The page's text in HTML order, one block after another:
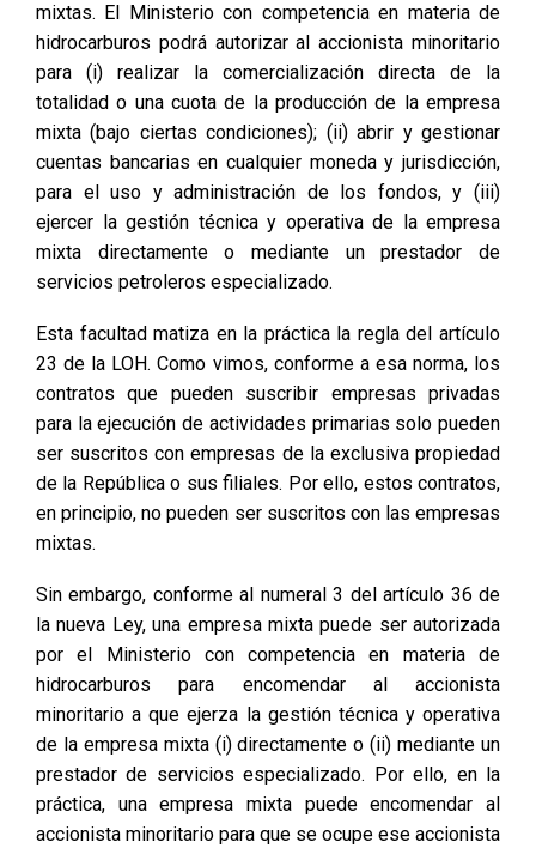
mixtas. El Ministerio con competencia en materia de
hidrocarburos podrá autorizar al accionista minoritario
para (i) realizar la comercialización directa de la
totalidad o una cuota de la producción de la empresa
mixta (bajo ciertas condiciones); (ii) abrir y gestionar
cuentas bancarias en cualquier moneda y jurisdicción,
para el uso y administración de los fondos, y (iii)
ejercer la gestión técnica y operativa de la empresa
mixta directamente o mediante un prestador de
servicios petroleros especializado.
Esta facultad matiza en la práctica la regla del artículo
23 de la LOH. Como vimos, conforme a esa norma, los
contratos que pueden suscribir empresas privadas
para la ejecución de actividades primarias solo pueden
ser suscritos con empresas de la exclusiva propiedad
de la República o sus filiales. Por ello, estos contratos,
en principio, no pueden ser suscritos con las empresas
mixtas.
Sin embargo, conforme al numeral 3 del artículo 36 de
la nueva Ley, una empresa mixta puede ser autorizada
por el Ministerio con competencia en materia de
hidrocarburos para encomendar al accionista
minoritario a que ejerza la gestión técnica y operativa
de la empresa mixta (i) directamente o (ii) mediante un
prestador de servicios especializado. Por ello, en la
práctica, una empresa mixta puede encomendar al
accionista minoritario para que se ocupe ese accionista